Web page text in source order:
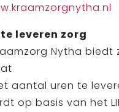
te leveren zorg
Nytha biedt
aantal uren te
op basis van het